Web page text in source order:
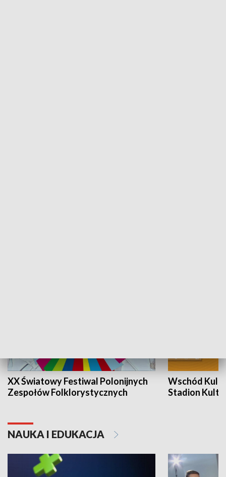
XX Światowy Festiwal Polonijnych
Zespołów Folklorystycznych
Wschód
Stadion
NAUKA I EDUKACJA